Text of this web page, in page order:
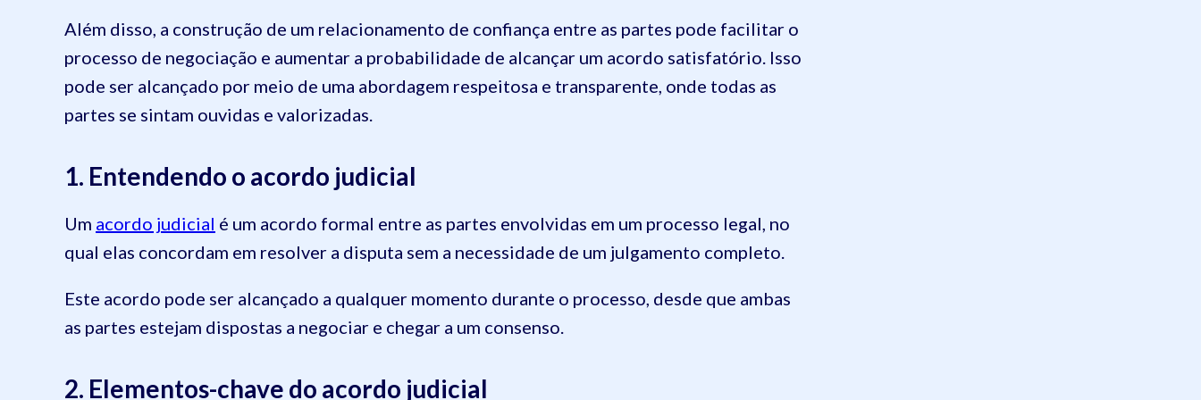
Além disso, a construção de um relacionamento de confiança entre as partes pode facilitar o
processo de negociação e aumentar a probabilidade de alcançar um acordo satisfatório. Isso
pode ser alcançado por meio de uma abordagem respeitosa e transparente, onde todas as
partes se sintam ouvidas e valorizadas.
1. Entendendo o acordo judicial
Um acordo judicial é um acordo formal entre as partes envolvidas em um processo legal, no
qual elas concordam em resolver a disputa sem a necessidade de um julgamento completo.
Este acordo pode ser alcançado a qualquer momento durante o processo, desde que ambas
as partes estejam dispostas a negociar e chegar a um consenso.
2. Elementos-chave do acordo judicial